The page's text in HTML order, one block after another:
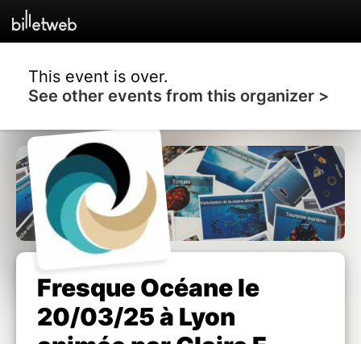
This event is over.
See other events from this organizer >
Fresque Océane le
20/03/25 à Lyon